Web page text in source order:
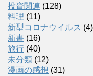
投資関連 (128)
料理 (11)
新型コロナウイルス (4)
新書 (16)
旅行 (40)
未分類 (12)
漫画の感想 (31)